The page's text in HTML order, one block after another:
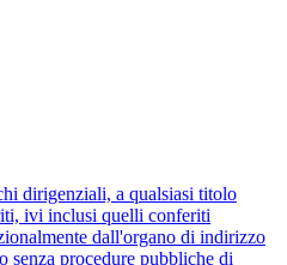
dirigenziali, a qualsiasi titolo
ivi inclusi quelli conferiti
dall'organo di indirizzo
senza procedure pubbliche di